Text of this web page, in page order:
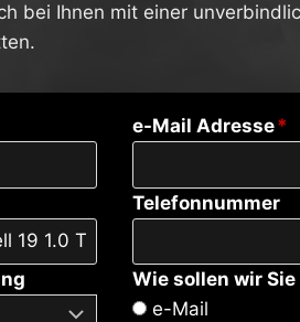
bei Ihnen mit einer
e-Mail Adresse*
Telefonnummer
Wie sollen wir
e-Mail